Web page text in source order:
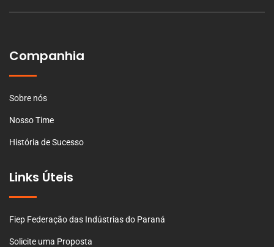
Companhia
Sobre nós
Nosso Time
História de Sucesso
Links Úteis
Fiep Federação das Indústrias do Paraná
Solicite uma Proposta